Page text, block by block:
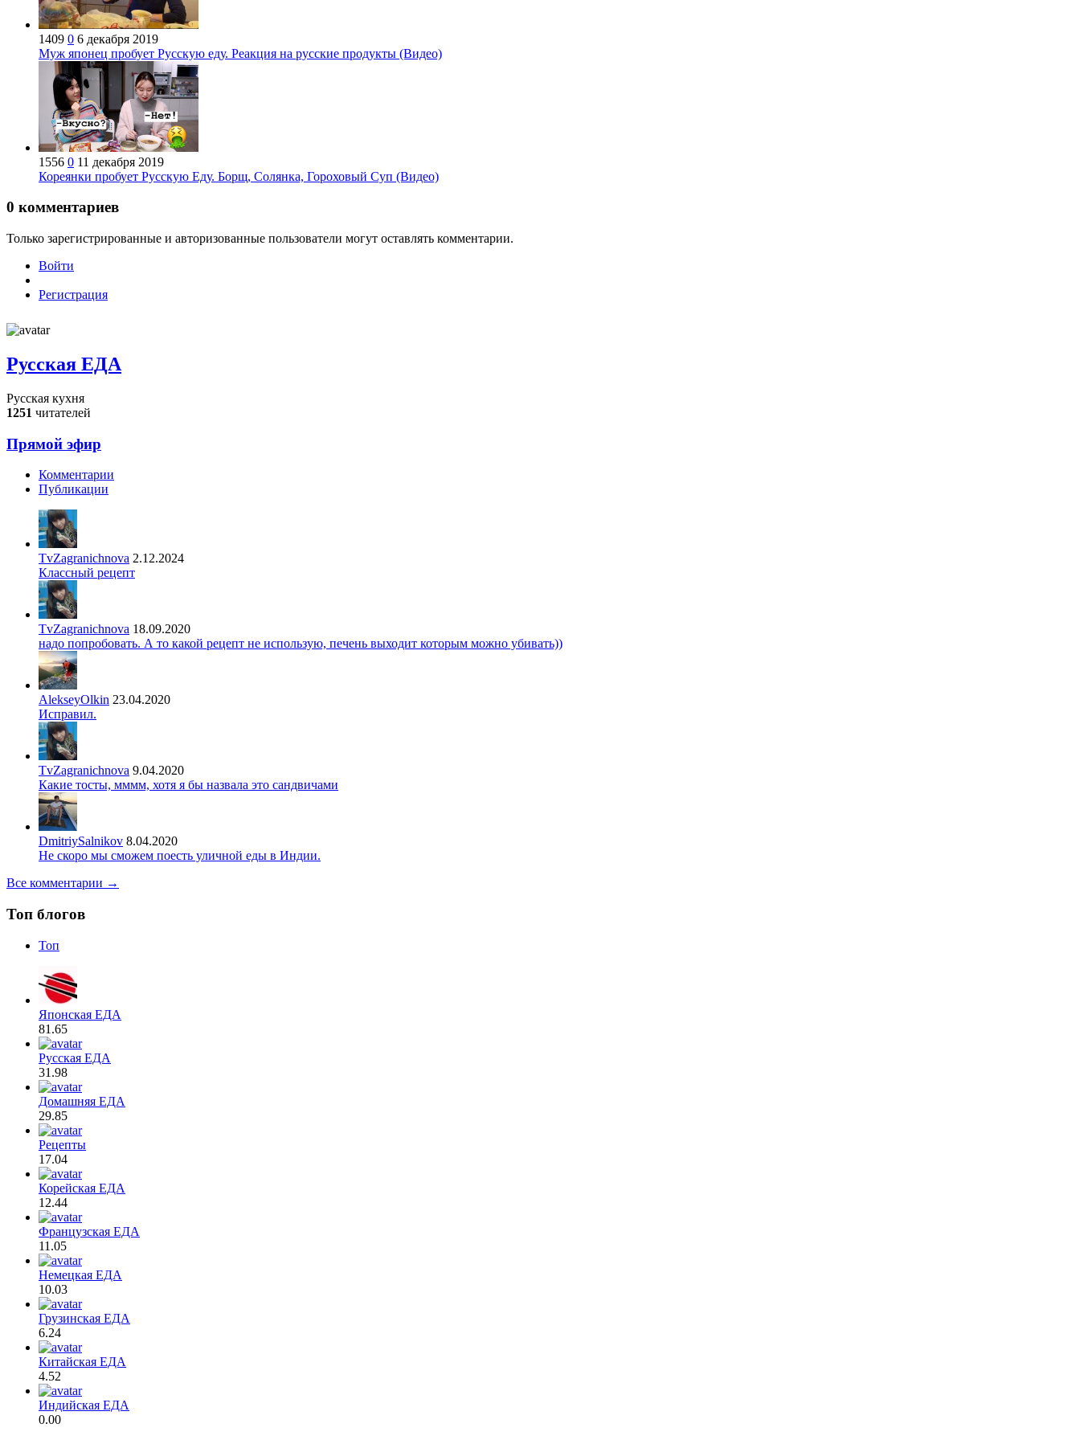
1409 0 6 декабря 2019
Муж японец пробует Русскую еду. Реакция на русские продукты (Видео)
1556 0 11 декабря 2019
Кореянки пробует Русскую Еду. Борщ, Солянка, Гороховый Суп (Видео)
0 комментариев
Только зарегистрированные и авторизованные пользователи могут оставлять комментарии.
Войти
Регистрация
Русская ЕДА
Русская кухня
1251 читателей
Прямой эфир
Комментарии
Публикации
TvZagranichnova 2.12.2024
Классный рецепт
TvZagranichnova 18.09.2020
надо попробовать. А то какой рецепт не использую, печень выходит которым можно убивать))
AlekseyOlkin 23.04.2020
Исправил.
TvZagranichnova 9.04.2020
Какие тосты, мммм, хотя я бы назвала это сандвичами
DmitriySalnikov 8.04.2020
Не скоро мы сможем поесть уличной еды в Индии.
Все комментарии →
Топ блогов
Топ
Японская ЕДА
81.65
Русская ЕДА
31.98
Домашняя ЕДА
29.85
Рецепты
17.04
Корейская ЕДА
12.44
Французская ЕДА
11.05
Немецкая ЕДА
10.03
Грузинская ЕДА
6.24
Китайская ЕДА
4.52
Индийская ЕДА
0.00